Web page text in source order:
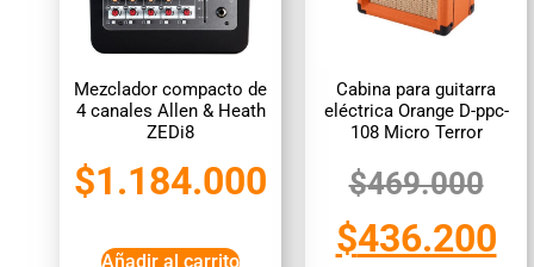
Mezclador compacto de
4 canales Allen & Heath
ZEDi8
$1.184.000
Añadir al carrito
Cabina para guitarra
eléctrica Orange D-ppc-
108 Micro Terror
$469.000
$436.200